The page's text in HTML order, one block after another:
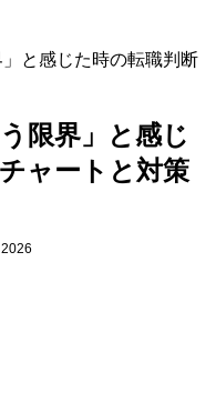
と感じた時の転職判断
限界」と感じ
ャートと対策